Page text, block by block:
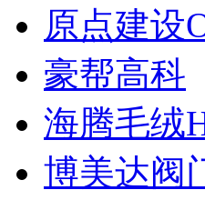
原点建设
豪帮高科
海腾毛绒
博美达阀